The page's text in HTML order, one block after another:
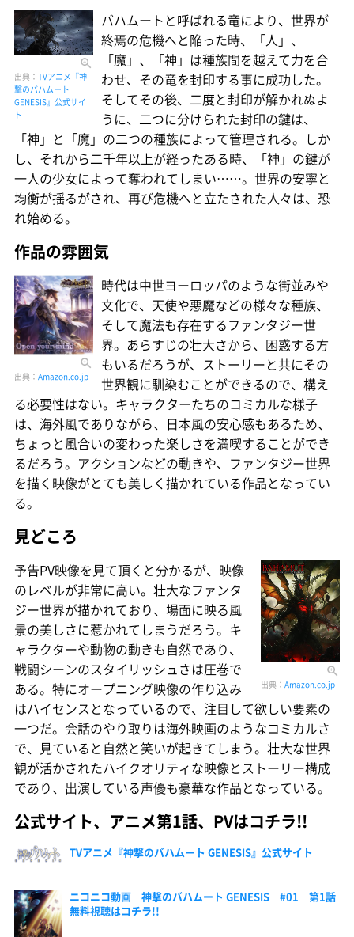
出典： TVアニメ『神
撃のバハムート
GENESIS』公式サイ
ト
バハムートと呼ばれる竜により、世界が
終焉の危機へと陥った時、「人」、
「魔」、「神」は種族間を越えて力を合
わせ、その竜を封印する事に成功した。
そしてその後、二度と封印が解かれぬよ
うに、二つに分けられた封印の鍵は、
「神」と「魔」の二つの種族によって管理される。しか
し、それから二千年以上が経ったある時、「神」の鍵が
一人の少女によって奪われてしまい……。世界の安寧と
均衡が揺るがされ、再び危機へと立たされた人々は、恐
れ始める。
作品の雰囲気
出典： Amazon.co.jp
時代は中世ヨーロッパのような街並みや
文化で、天使や悪魔などの様々な種族、
そして魔法も存在するファンタジー世
界。あらすじの壮大さから、困惑する方
もいるだろうが、ストーリーと共にその
世界観に馴染むことができるので、構え
る必要性はない。キャラクターたちのコミカルな様子
は、海外風でありながら、日本風の安心感もあるため、
ちょっと風合いの変わった楽しさを満喫することができ
るだろう。アクションなどの動きや、ファンタジー世界
を描く映像がとても美しく描かれている作品となってい
る。
見どころ
出典： Amazon.co.jp
予告PV映像を見て頂くと分かるが、映像
のレベルが非常に高い。壮大なファンタ
ジー世界が描かれており、場面に映る風
景の美しさに惹かれてしまうだろう。キ
ャラクターや動物の動きも自然であり、
戦闘シーンのスタイリッシュさは圧巻で
ある。特にオープニング映像の作り込み
はハイセンスとなっているので、注目して欲しい要素の
一つだ。会話のやり取りは海外映画のようなコミカルさ
で、見ていると自然と笑いが起きてしまう。壮大な世界
観が活かされたハイクオリティな映像とストーリー構成
であり、出演している声優も豪華な作品となっている。
公式サイト、アニメ第1話、PVはコチラ!!
TVアニメ『神撃のバハムート GENESIS』公式サイト
ニコニコ動画 神撃のバハムート GENESIS #01 第1話
無料視聴はコチラ!!